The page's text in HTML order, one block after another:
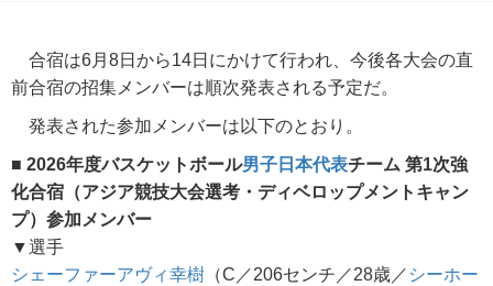
合宿は6月8日から14日にかけて行われ、今後各大会の直
前合宿の招集メンバーは順次発表される予定だ。
発表された参加メンバーは以下のとおり。
■ 2026年度バスケットボール男子日本代表チーム 第1次強
化合宿（アジア競技大会選考・ディベロップメントキャン
プ）参加メンバー
▼選手
シェーファーアヴィ幸樹 （C／206センチ／28歳／ シーホー